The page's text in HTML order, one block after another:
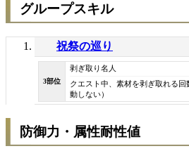
グループスキル
祝祭の巡り
3部位
剥ぎ取り名人
クエスト中、素材を剥ぎ取れる
動しない）
防御力・属性耐性値